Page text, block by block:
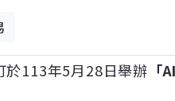
於113年5月28日舉辦 「